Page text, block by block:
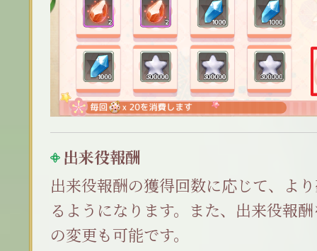
出来役報酬
出来役報酬の獲得回数に応じて、よ
るようになります。また、出来役報
の変更も可能です。